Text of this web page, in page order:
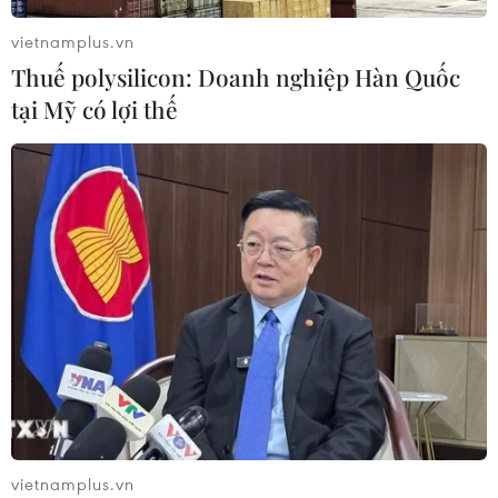
Sở hữu trí tuệ
RSS
Hỗ trợ
Dịch vụ tin
Liên hệ
Giấy phép số: 1374/GP-BTTTT do Bộ Thông tin và Truyền thông
cấp ngày 11/9/2008.
Quảng cáo: Phó TBT Nguyễn Thị Tám: 093.5958688, Email:
tamvna@gmail.com
Điện thoại: (024) 39411349 - (024) 39411348, Fax: (024)
39411348
vietnamplus.vn
Thuế polysilicon: Doanh nghiệp Hàn Quốc
tại Mỹ có lợi thế
vietnamplus.vn